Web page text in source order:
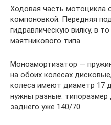
Ходовая часть мотоцикла
компоновкой. Передняя
гидравлическую вилку, в
маятникового типа.
Моноамортизатор —
на обоих колёсах
колеса имеют диаметр 17
нужны разные: типоразмер
заднего уже 140/70.